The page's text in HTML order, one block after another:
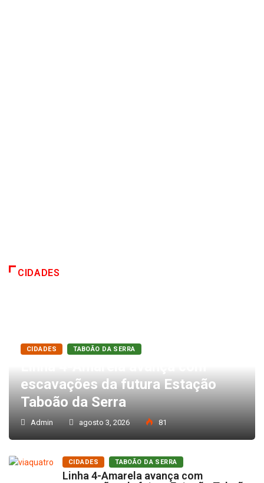
CIDADES
CIDADES TABOÃO DA SERRA
escavações da futura Estação
Taboão da Serra
Admin agosto 3, 2026 81
CIDADES TABOÃO DA SERRA
Linha 4-Amarela avança com